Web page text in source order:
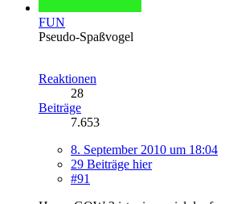
FUN
Pseudo-Spaßvogel
Reaktionen
28
Beiträge
7.653
8. September 2010 um 18:04
29 Beiträge hier
#91